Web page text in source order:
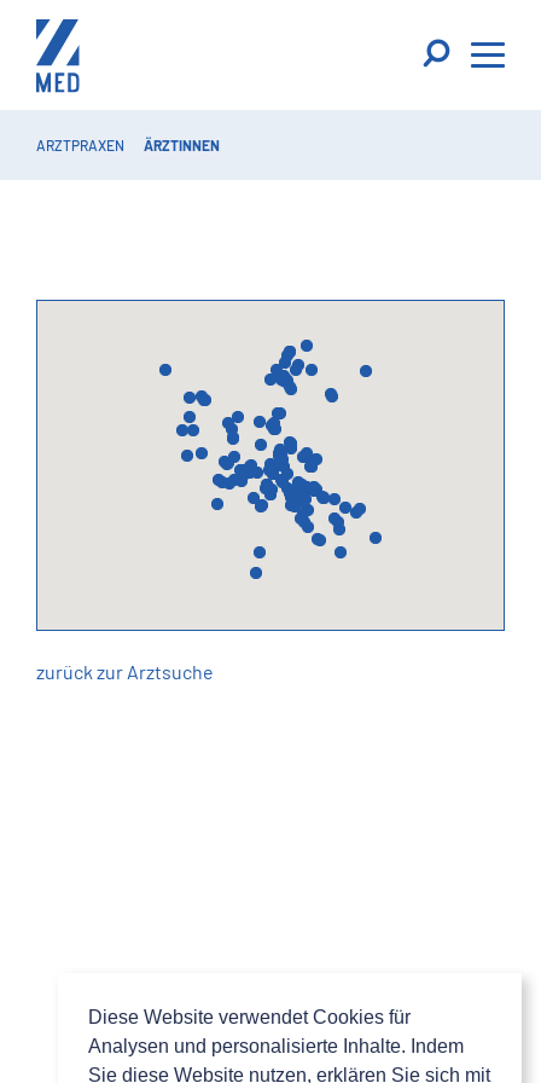
Diese Website verwendet Cookies für
Analysen und personalisierte Inhalte. Indem
Sie diese Website nutzen, erklären Sie sich mit
ARZTPRAXEN ÄRZTINNEN
zurück zur Arztsuche